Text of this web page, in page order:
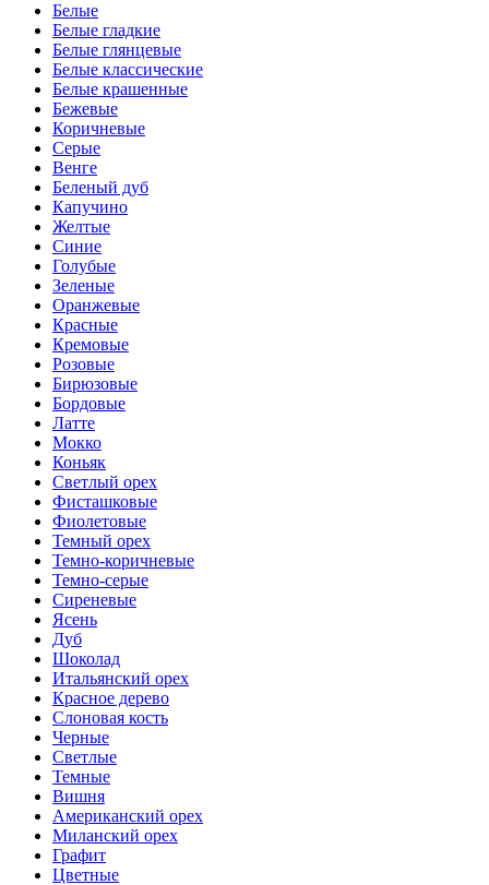
Белые
Белые гладкие
Белые глянцевые
Белые классические
Белые крашенные
Бежевые
Коричневые
Серые
Венге
Беленый дуб
Капучино
Желтые
Синие
Голубые
Зеленые
Оранжевые
Красные
Кремовые
Розовые
Бирюзовые
Бордовые
Латте
Мокко
Коньяк
Светлый орех
Фисташковые
Фиолетовые
Темный орех
Темно-коричневые
Темно-серые
Сиреневые
Ясень
Дуб
Шоколад
Итальянский орех
Красное дерево
Слоновая кость
Черные
Светлые
Темные
Вишня
Американский орех
Миланский орех
Графит
Цветные